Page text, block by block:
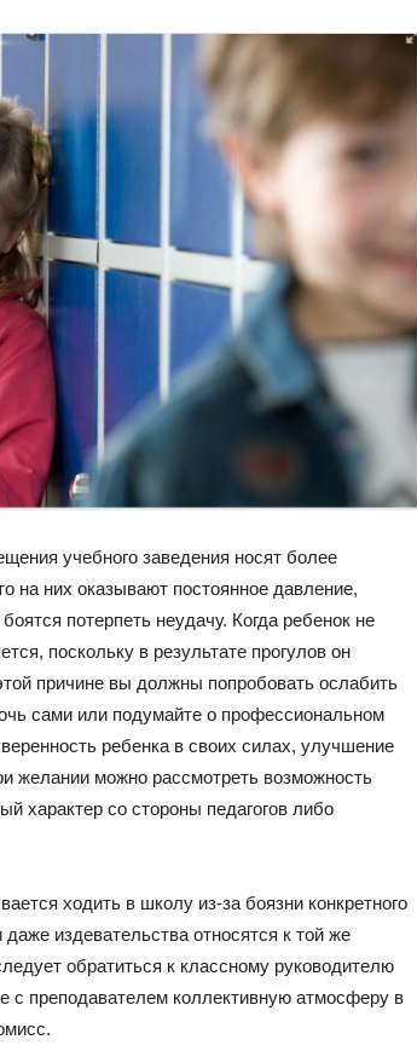
учебного заведения носят более
на них оказывают постоянное давление,
потерпеть неудачу. Когда ребенок не
поскольку в результате прогулов он
причине вы должны попробовать ослабить
сами или подумайте о профессиональном
ребенка в своих силах, улучшение
желании можно рассмотреть возможность
характер со стороны педагогов либо
ходить в школу из-за боязни конкретного
издевательства относятся к той же
обратиться к классному руководителю
с преподавателем коллективную атмосферу в